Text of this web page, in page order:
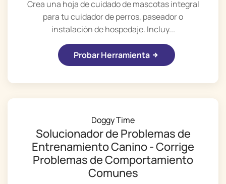
Crea una hoja de cuidado de mascotas integral
para tu cuidador de perros, paseador o
instalación de hospedaje. Incluy...
Probar Herramienta
Doggy Time
Solucionador de Problemas de
Entrenamiento Canino - Corrige
Problemas de Comportamiento
Comunes